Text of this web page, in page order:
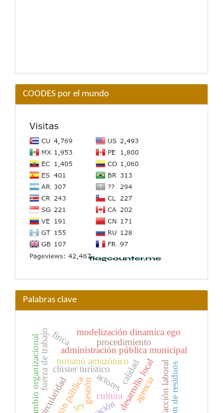
COODES por el mundo
Palabras clave
administración pública municipal
desarrollo local
fuerza de trabajo clúster turístico
turismo amazónico satisfacción laboral
procedimiento
gestión
cambio organizacional
modelización dinamica ego
actores
cultura agencia gestión de residuos
circularidad ley
calidad
finca